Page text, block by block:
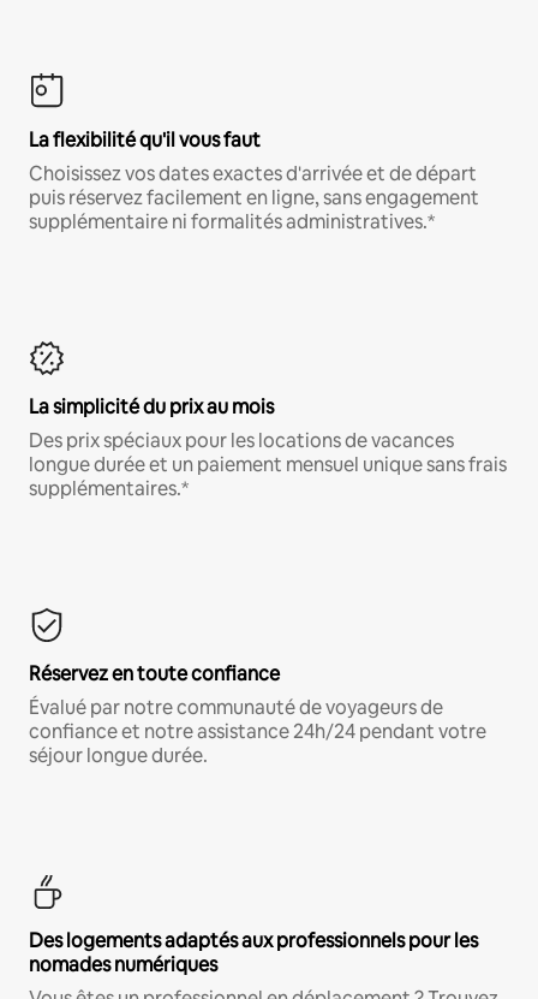
La flexibilité qu'il vous faut
Choisissez vos dates exactes d'arrivée et de départ
puis réservez facilement en ligne, sans engagement
supplémentaire ni formalités administratives.*
La simplicité du prix au mois
Des prix spéciaux pour les locations de vacances
longue durée et un paiement mensuel unique sans frais
supplémentaires.*
Réservez en toute confiance
Évalué par notre communauté de voyageurs de
confiance et notre assistance 24h/24 pendant votre
séjour longue durée.
Des logements adaptés aux professionnels pour les
nomades numériques